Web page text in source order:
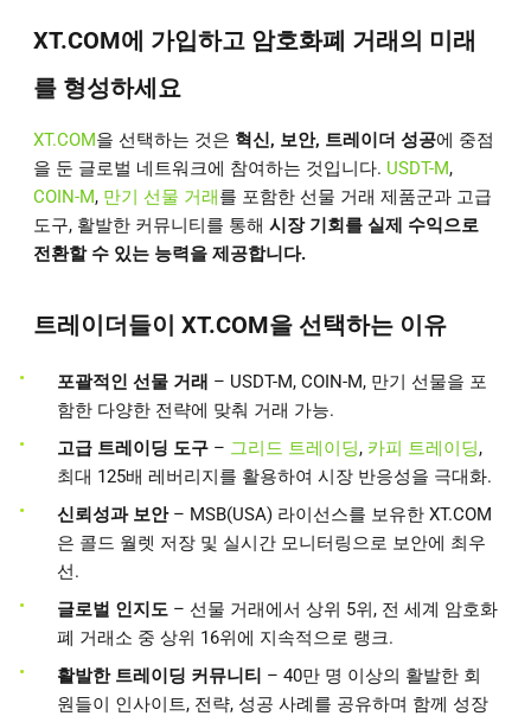
XT.COM에 가입하고 암호화폐 거래의 미래
를 형성하세요
XT.COM을 선택하는 것은 혁신, 보안, 트레이더 성공에 중점
을 둔 글로벌 네트워크에 참여하는 것입니다. USDT-M,
COIN-M, 만기 선물 거래를 포함한 선물 거래 제품군과 고급
도구, 활발한 커뮤니티를 통해 시장 기회를 실제 수익으로
전환할 수 있는 능력을 제공합니다.
트레이더들이 XT.COM을 선택하는 이유
포괄적인 선물 거래 – USDT-M, COIN-M, 만기 선물을 포
함한 다양한 전략에 맞춰 거래 가능.
고급 트레이딩 도구 – 그리드 트레이딩, 카피 트레이딩,
최대 125배 레버리지를 활용하여 시장 반응성을 극대화.
신뢰성과 보안– MSB(USA) 라이선스를 보유한 XT.COM
은 콜드 월렛 저장 및 실시간 모니터링으로 보안에 최우
선.
글로벌 인지도 – 선물 거래에서 상위 5위, 전 세계 암호화
폐 거래소 중 상위 16위에 지속적으로 랭크.
활발한 트레이딩 커뮤니티 – 40만 명 이상의 활발한 회
원들이 인사이트, 전략, 성공 사례를 공유하며 함께 성장